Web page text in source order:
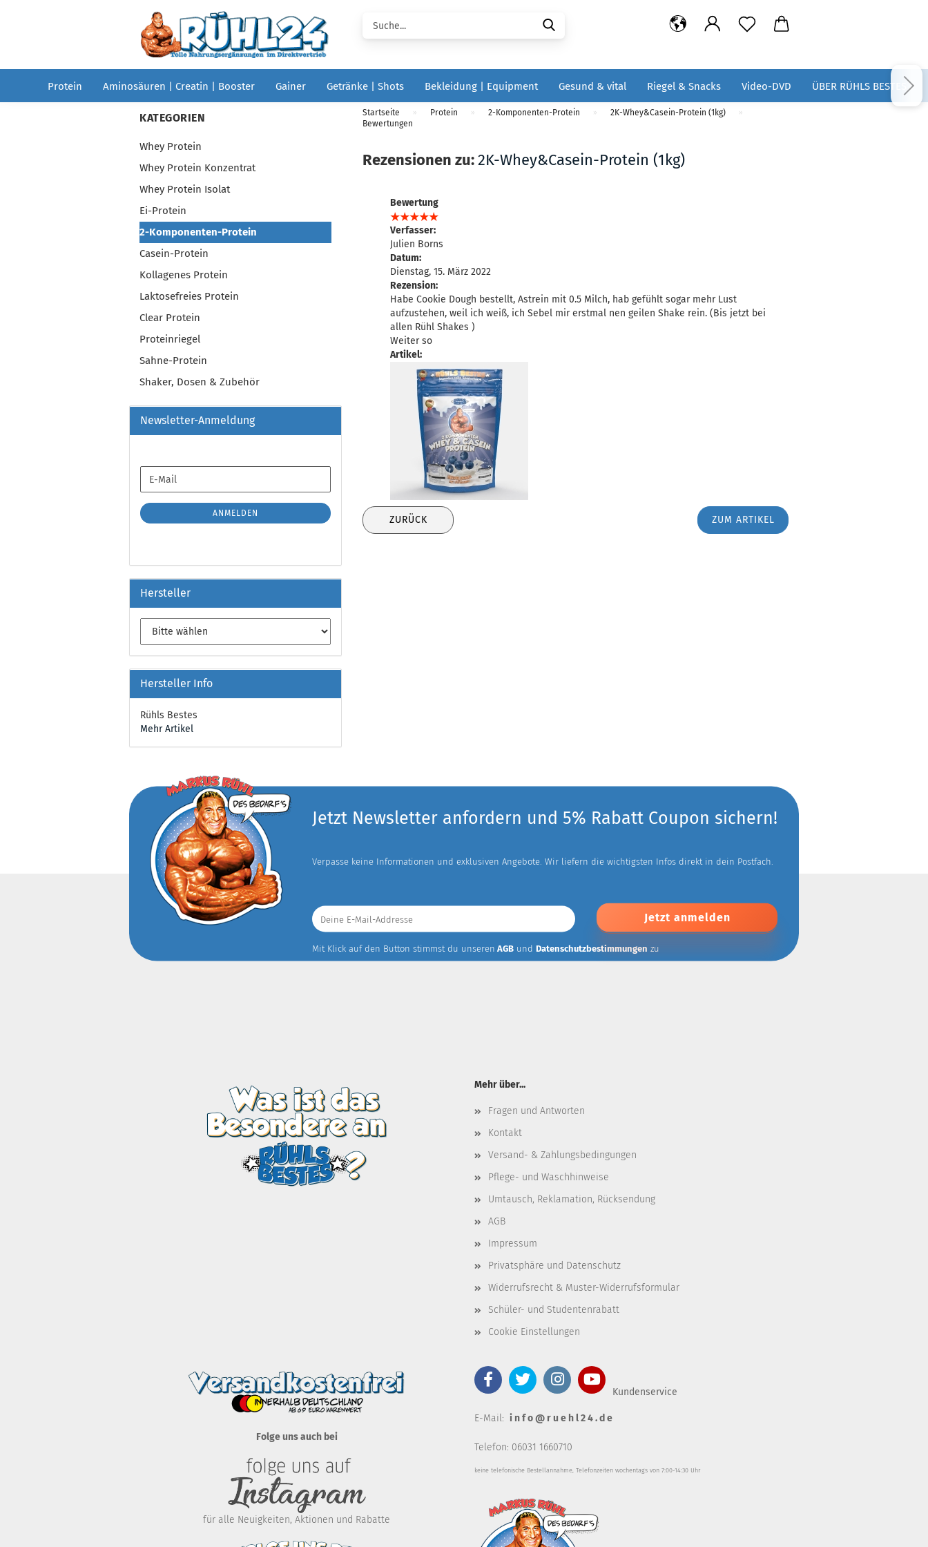
Protein Aminosäuren | Creatin | Booster Gainer Getränke | Shots Bekleidung | Equipment Gesund & vital Riegel & Snacks Video-DVD ÜBER RÜHLS BESTES
Startseite » Protein » 2-Komponenten-Protein » 2K-Whey&Casein-Protein (1kg) »
Bewertungen
Rezensionen zu:2K-Whey&Casein-Protein (1kg)
Bewertung
Verfasser:
Julien Borns
Datum:
Dienstag, 15. März 2022
Rezension:
Habe Cookie Dough bestellt, Astrein mit 0.5 Milch, hab gefühlt sogar mehr Lust
aufzustehen, weil ich weiß, ich Sebel mir erstmal nen geilen Shake rein. (Bis jetzt bei
allen Rühl Shakes )
Weiter so
Artikel:
ZURÜCK ZUM ARTIKEL
KATEGORIEN
Whey Protein
Whey Protein Konzentrat
Whey Protein Isolat
Ei-Protein
2-Komponenten-Protein
Casein-Protein
Kollagenes Protein
Laktosefreies Protein
Clear Protein
Proteinriegel
Sahne-Protein
Shaker, Dosen & Zubehör
Newsletter-Anmeldung
ZUR
ANMELDUNG
E-
Mail
ANMELDEN
Hersteller
Hersteller Info
Rühls Bestes
Mehr Artikel
Jetzt Newsletter anfordern und 5% Rabatt Coupon sichern!
Verpasse keine Informationen und exklusiven Angebote. Wir liefern die wichtigsten Infos direkt in dein Postfach.
Deine
E-
Mail-
Addresse
Mit Klick auf den Button stimmst du unseren AGB und Datenschutzbestimmungen zu
Mehr über...
Fragen und Antworten
Kontakt
Versand- & Zahlungsbedingungen
Pflege- und Waschhinweise
Umtausch, Reklamation, Rücksendung
AGB
Impressum
Privatsphäre und Datenschutz
Widerrufsrecht & Muster-Widerrufsformular
Schüler- und Studentenrabatt
Cookie Einstellungen
Folge uns auch bei
für alle Neuigkeiten, Aktionen und Rabatte
Kundenservice
E-Mail: i n f o @ r u e h l 2 4 . d e
Telefon: 06031 1660710
keine telefonische Bestellannahme, Telefonzeiten wochentags von 7:00-14:30 Uhr